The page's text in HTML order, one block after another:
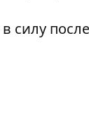
силу